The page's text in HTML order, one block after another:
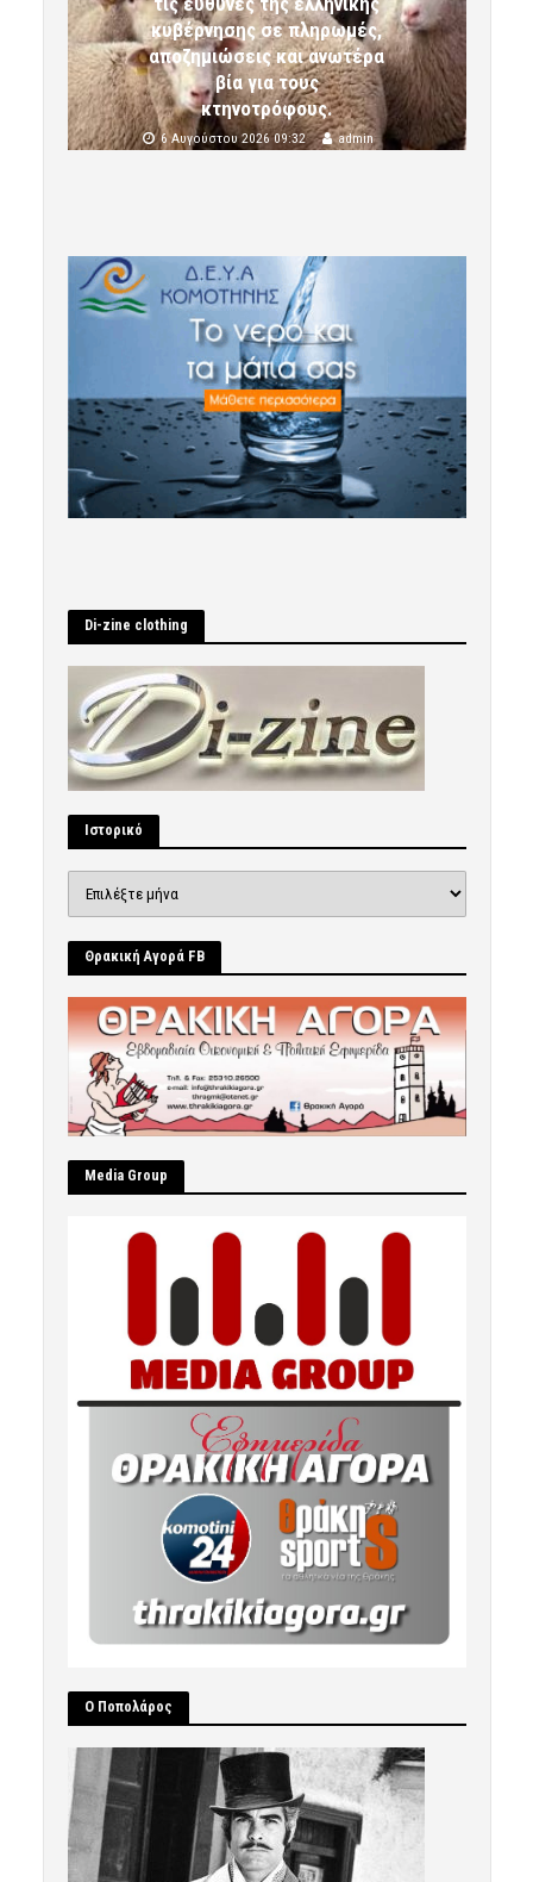
κυβέρνησης σε πληρωμές,
αποζημιώσεις και ανωτέρα
βία για τους
κτηνοτρόφους.
6 Αυγούστου 2026 09:32 admin
Di-zine clothing
Ιστορικό
Θρακική Αγορά FB
Μedia Group
Ο Ποπολάρος